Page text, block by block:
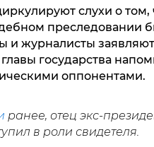
слухи о
преследовании
и журналисты
государства
оппонентами.
ранее, отец экс-
в роли свидетеля.